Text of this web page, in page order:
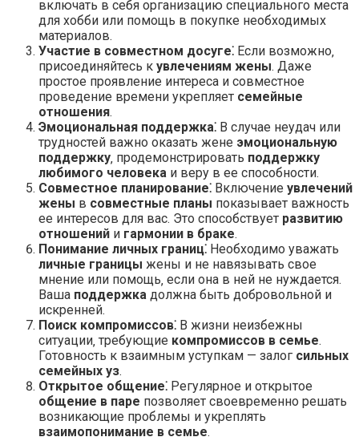
включать в себя организацию специального места
для хобби или помощь в покупке необходимых
материалов.
Участие в совместном досуге⁚ Если возможно‚
присоединяйтесь к увлечениям жены. Даже
простое проявление интереса и совместное
проведение времени укрепляет семейные
отношения.
Эмоциональная поддержка⁚ В случае неудач или
трудностей важно оказать жене эмоциональную
поддержку‚ продемонстрировать поддержку
любимого человека и веру в ее способности.
Совместное планирование⁚ Включение увлечений
жены в совместные планы показывает важность
ее интересов для вас. Это способствует развитию
отношений и гармонии в браке.
Понимание личных границ⁚ Необходимо уважать
личные границы жены и не навязывать свое
мнение или помощь‚ если она в ней не нуждается.
Ваша поддержка должна быть добровольной и
искренней.
Поиск компромиссов⁚ В жизни неизбежны
ситуации‚ требующие компромиссов в семье.
Готовность к взаимным уступкам — залог сильных
семейных уз.
Открытое общение⁚ Регулярное и открытое
общение в паре позволяет своевременно решать
возникающие проблемы и укреплять
взаимопонимание в семье.